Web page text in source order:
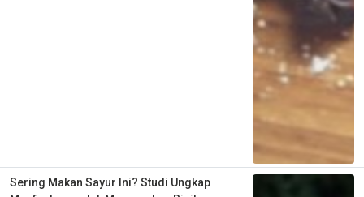
Sering Makan Sayur Ini? Studi Ungkap